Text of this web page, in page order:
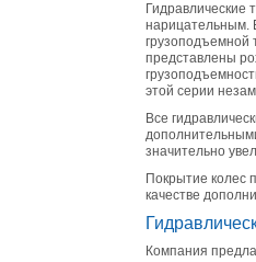
Гидравлические
нарицательным.
грузоподъемной
представлены
этой серии
Все
значительно
Покрытие колес
качестве
Компания